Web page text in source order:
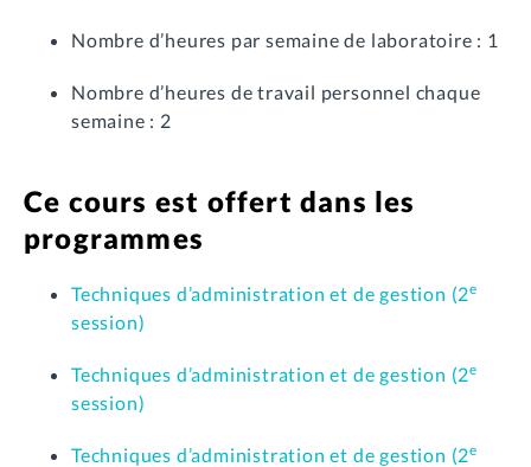
Nombre d’heures par semaine de laboratoire : 1
Nombre d’heures de travail personnel chaque
semaine : 2
Ce cours est offert dans les
programmes
Techniques d’administration et de gestion (2e
session)
Techniques d’administration et de gestion (2e
session)
Techniques d’administration et de gestion (2e